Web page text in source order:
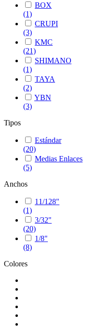
BOX
(1)
CRUPI
(3)
KMC
(21)
SHIMANO
(1)
TAYA
(2)
YBN
(3)
Tipos
Estándar
(20)
Medias Enlaces
(5)
Anchos
11/128"
(1)
3/32"
(20)
1/8"
(8)
Colores